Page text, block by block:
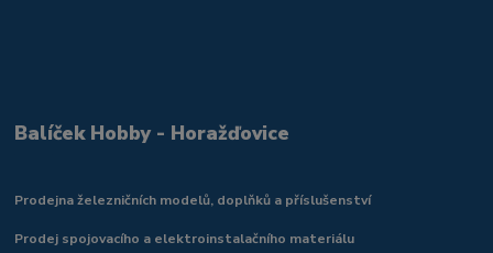
Balíček Hobby - Horažďovice
Prodejna železničních modelů, doplňků a příslušenství
Prodej spojovacího a elektroinstalačního materiálu